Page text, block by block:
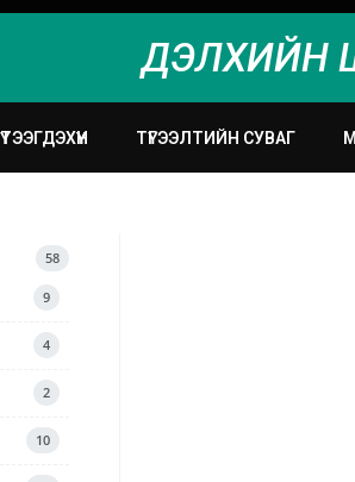
ДЭЛХИЙН
ТҮГЭЭЛТИЙН СУВАГ
58
9
4
2
10